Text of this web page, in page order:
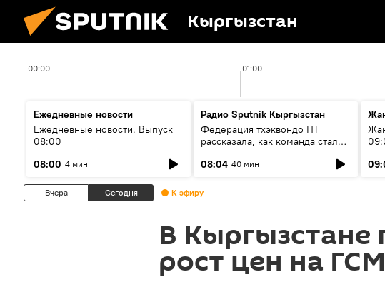
Кыргызстан
00:00 01:00
Ежедневные новости
Ежедневные новости. Выпуск
08:00
08:00 4 мин
Радио Sputnik Кыргызстан
Федерация тхэквондо ITF
рассказала, как команда стала
08:04 40 мин
Вчера Сегодня К эфиру
В
рост цен на ГСМ